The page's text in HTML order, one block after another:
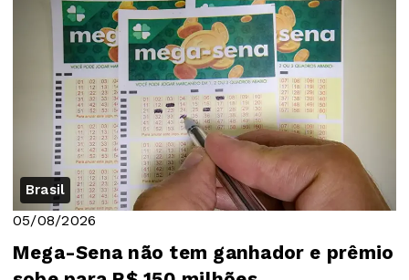
Brasil
05/08/2026
Mega-Sena não tem ganhador e prêmio